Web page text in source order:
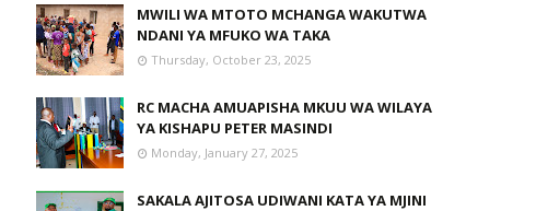
MWILI WA MTOTO MCHANGA WAKUTWA
NDANI YA MFUKO WA TAKA
Thursday, October 23, 2025
RC MACHA AMUAPISHA MKUU WA WILAYA
YA KISHAPU PETER MASINDI
Monday, January 27, 2025
SAKALA AJITOSA UDIWANI KATA YA MJINI